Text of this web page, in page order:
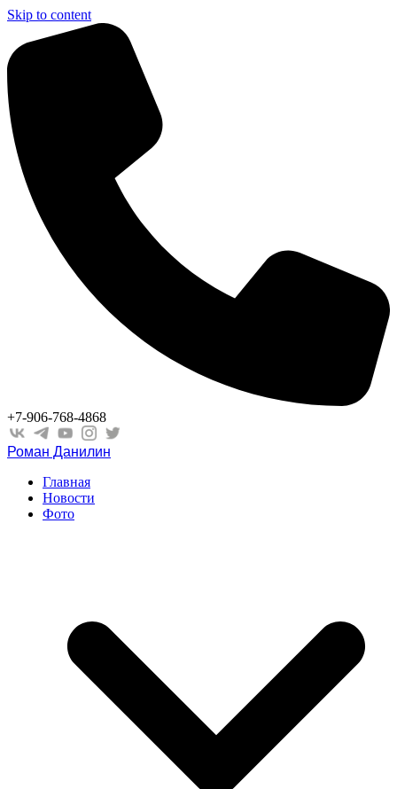
Skip to content
+7-906-768-4868
Роман Данилин
Главная
Новости
Фото